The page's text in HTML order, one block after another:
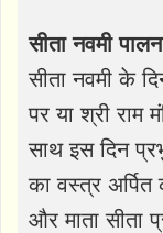
सीता नवमी
सीता नवमी के
पर या श्री राम
साथ इस दिन
का वस्त्र
और माता सीता